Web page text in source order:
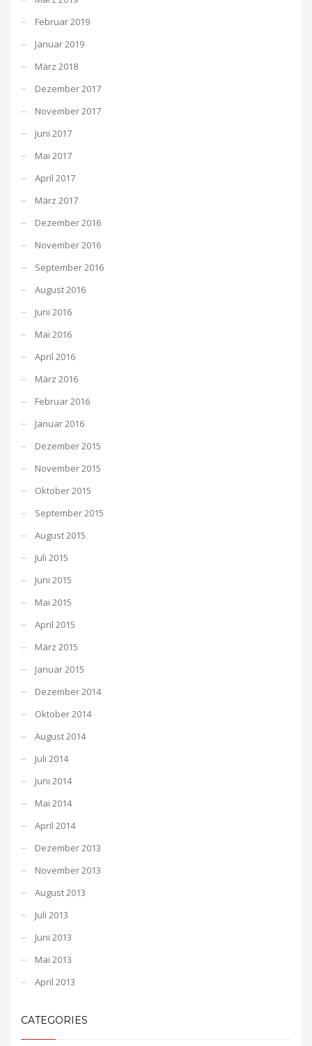
Februar 2019
Januar 2019
März 2018
Dezember 2017
November 2017
Juni 2017
Mai 2017
April 2017
März 2017
Dezember 2016
November 2016
September 2016
August 2016
Juni 2016
Mai 2016
April 2016
März 2016
Februar 2016
Januar 2016
Dezember 2015
November 2015
Oktober 2015
September 2015
August 2015
Juli 2015
Juni 2015
Mai 2015
April 2015
März 2015
Januar 2015
Dezember 2014
Oktober 2014
August 2014
Juli 2014
Juni 2014
Mai 2014
April 2014
Dezember 2013
November 2013
August 2013
Juli 2013
Juni 2013
Mai 2013
April 2013
CATEGORIES